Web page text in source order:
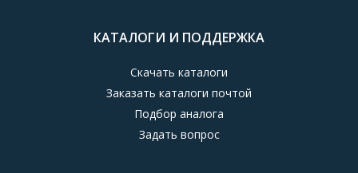
КАТАЛОГИ И ПОДДЕРЖКА
Скачать каталоги
Заказать каталоги почтой
Подбор аналога
Задать вопрос